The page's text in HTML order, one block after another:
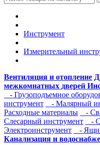
Инструмент
Измерительный
Вентиляция и отопление
межкомнатных дверей
- Грузоподъемное
инструмент
- Малярный
Расходные материалы
-
Слесарный инструмент
-
Электроинструмент
-
Канализация и